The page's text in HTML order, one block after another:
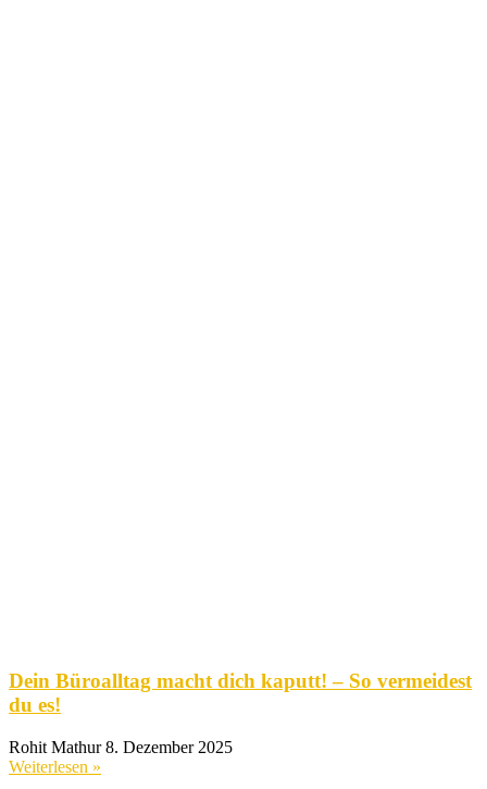
Dein Büroalltag macht dich kaputt! – So vermeidest
du es!
Rohit Mathur8. Dezember 2025
Weiterlesen »